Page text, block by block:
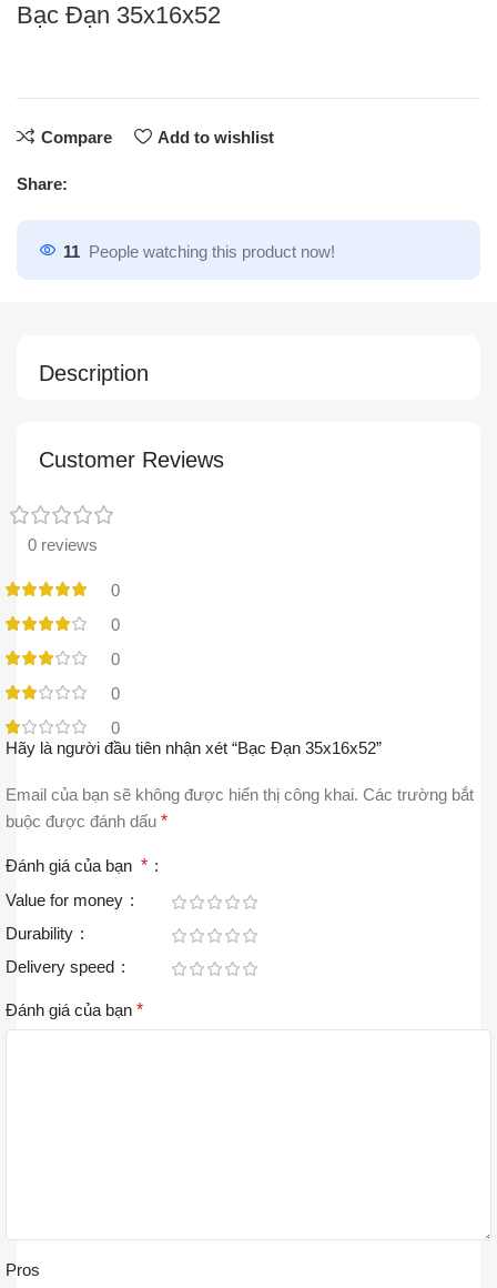
Bạc Đạn 35x16x52
Compare Add to wishlist
Share:
11 People watching this product now!
Description
Customer Reviews
0 reviews
0
0
0
0
0
Hãy là người đầu tiên nhận xét “Bạc Đạn 35x16x52”
Email của bạn sẽ không được hiển thị công khai. Các trường bắt
buộc được đánh dấu *
Đánh giá của bạn *
Value for money
Durability
Delivery speed
Đánh giá của bạn *
Pros